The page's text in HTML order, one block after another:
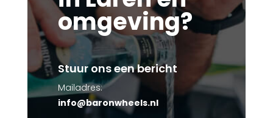
omgeving?
Stuur ons een bericht
Mailadres:
info@baronwheels.nl